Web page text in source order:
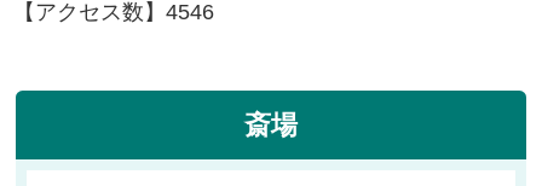
【アクセス数】4546
斎場